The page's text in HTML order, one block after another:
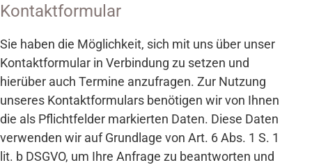
Kontakt­formular
Sie haben die Möglichkeit, sich mit uns über unser
Kontakt­formular in Verbindung zu setzen und
hierüber auch Termine anzufragen. Zur Nutzung
unseres Kontakt­formulars benötigen wir von Ihnen
die als Pflichtfelder markierten Daten. Diese Daten
verwenden wir auf Grundlage von Art. 6 Abs. 1 S. 1
lit. b DSGVO, um Ihre Anfrage zu beantworten und